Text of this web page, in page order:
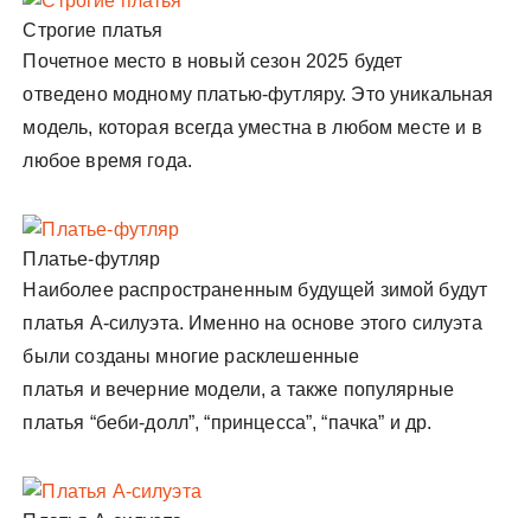
Строгие платья
Почетное место в новый сезон 2025 будет
отведено модному платью-футляру. Это уникальная
модель, которая всегда уместна в любом месте и в
любое время года.
Платье-футляр
Наиболее распространенным будущей зимой будут
платья А-силуэта. Именно на основе этого силуэта
были созданы многие расклешенные
платья и вечерние модели, а также популярные
платья “беби-долл”, “принцесса”, “пачка” и др.